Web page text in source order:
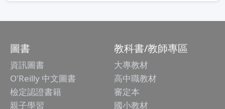
圖書
資訊圖書
O'Reilly 中文圖書
檢定認證書籍
親子學習
教科書/教師專區
大專教材
高中職教材
審定本
國小教材